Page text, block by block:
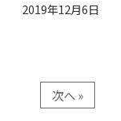
2019年12月6日
次へ »